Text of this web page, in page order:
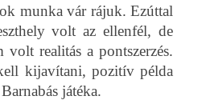
munka vár rájuk. Ezúttal
volt az ellenfél, de
realitás a pontszerzés.
kijavítani, pozitív példa
játéka.